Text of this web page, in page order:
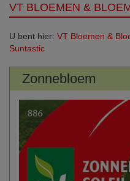
VT BLOEMEN &
U bent hier: VT Bloemen &
Suntastic
Zonnebloem